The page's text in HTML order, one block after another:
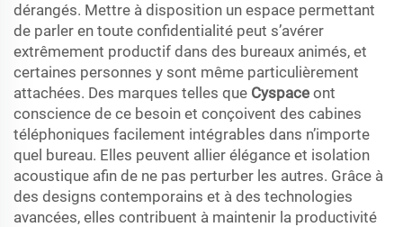
dérangés. Mettre à disposition un espace permettant
de parler en toute confidentialité peut s’avérer
extrêmement productif dans des bureaux animés, et
certaines personnes y sont même particulièrement
attachées. Des marques telles que Cyspace ont
conscience de ce besoin et conçoivent des cabines
téléphoniques facilement intégrables dans n’importe
quel bureau. Elles peuvent allier élégance et isolation
acoustique afin de ne pas perturber les autres. Grâce à
des designs contemporains et à des technologies
avancées, elles contribuent à maintenir la productivité